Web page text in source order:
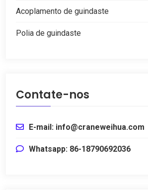
Acoplamento de guindaste
Polia de guindaste
Contate-nos
E-mail: info@craneweihua.com
Whatsapp: 86-18790692036